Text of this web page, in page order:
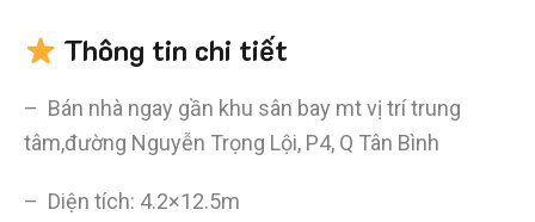
Thông tin chi tiết
– Bán nhà ngay gần khu sân bay mt vị trí trung
tâm,đường Nguyễn Trọng Lội, P4, Q Tân Bình
– Diện tích: 4.2×12.5m